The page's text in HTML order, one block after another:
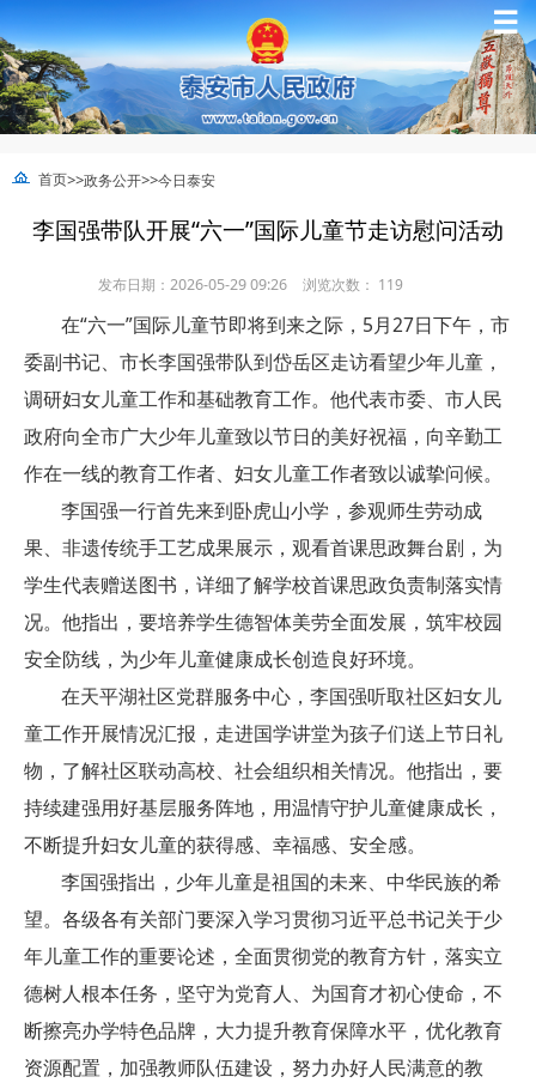
☰
首页>>政务公开>>今日泰安
李国强带队开展“六一”国际儿童节走访慰问活动
发布日期：2026-05-29 09:26 浏览次数： 119
在“六一”国际儿童节即将到来之际，5月27日下午，市
委副书记、市长李国强带队到岱岳区走访看望少年儿童，
调研妇女儿童工作和基础教育工作。他代表市委、市人民
政府向全市广大少年儿童致以节日的美好祝福，向辛勤工
作在一线的教育工作者、妇女儿童工作者致以诚挚问候。
李国强一行首先来到卧虎山小学，参观师生劳动成
果、非遗传统手工艺成果展示，观看首课思政舞台剧，为
学生代表赠送图书，详细了解学校首课思政负责制落实情
况。他指出，要培养学生德智体美劳全面发展，筑牢校园
安全防线，为少年儿童健康成长创造良好环境。
在天平湖社区党群服务中心，李国强听取社区妇女儿
童工作开展情况汇报，走进国学讲堂为孩子们送上节日礼
物，了解社区联动高校、社会组织相关情况。他指出，要
持续建强用好基层服务阵地，用温情守护儿童健康成长，
不断提升妇女儿童的获得感、幸福感、安全感。
李国强指出，少年儿童是祖国的未来、中华民族的希
望。各级各有关部门要深入学习贯彻习近平总书记关于少
年儿童工作的重要论述，全面贯彻党的教育方针，落实立
德树人根本任务，坚守为党育人、为国育才初心使命，不
断擦亮办学特色品牌，大力提升教育保障水平，优化教育
资源配置，加强教师队伍建设，努力办好人民满意的教